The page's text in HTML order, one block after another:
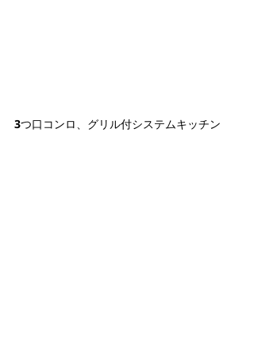
3つ口コンロ、グリル付システムキッチン